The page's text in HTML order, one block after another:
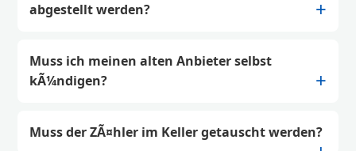
abgestellt werden?
Muss ich meinen alten Anbieter selbst
kÃ¼ndigen?
Muss der ZÃ¤hler im Keller getauscht werden?